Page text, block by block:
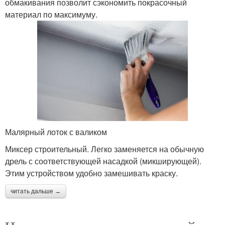
обмакивания позволит сэкономить покрасочный
материал по максимуму.
Малярный лоток с валиком
Миксер строительный. Легко заменяется на обычную
дрель с соответствующей насадкой (микширующей).
Этим устройством удобно замешивать краску.
читать дальше →